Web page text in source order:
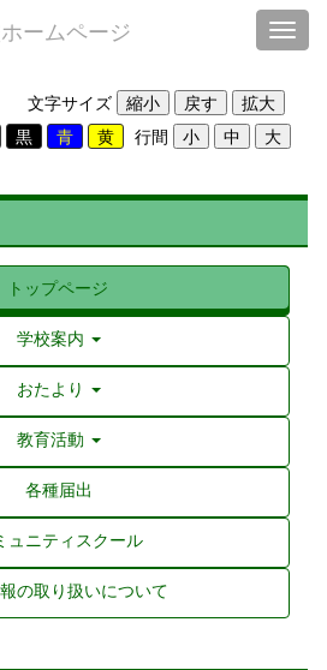
ームページ
文字サイズ
行間
トップページ
学校案内
おたより
教育活動
各種届出
ュニティスクール
の取り扱いについて